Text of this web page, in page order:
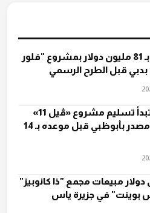
بيع 6 فلل بـ 81 مليون دولار بمشروع "فلور
بدبي قبل الطرح الرسمي
«برتڤيل» تبدأ تسليم مشروع «ڤيل 11»
في مدينة مصدر بأبوظبي قبل موعده بـ 14
دولار مبيعات مجمع "ذا كانوبيز"
في جزيرة ياس